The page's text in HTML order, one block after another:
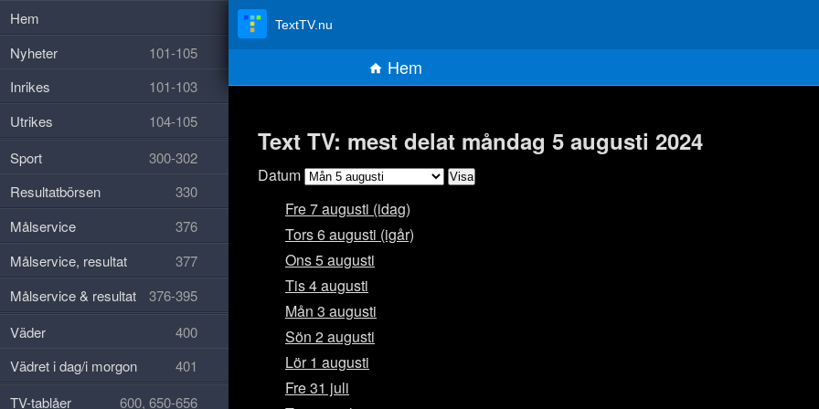
Text TV: mest delat måndag 5 augusti 2024
Datum
Fre 7 augusti (idag)
Tors 6 augusti (igår)
Ons 5 augusti
Tis 4 augusti
Mån 3 augusti
Sön 2 augusti
Lör 1 augusti
Fre 31 juli
TextTV.nu
Hem
Hem
Nyheter
101-105
Inrikes
101-103
Utrikes
104-105
Sport
300-302
Resultatbörsen
330
Målservice
376
Målservice, resultat
377
Målservice & resultat
376-395
Väder
400
Vädret i dag/i morgon
401
TV-tablåer
600, 650-656